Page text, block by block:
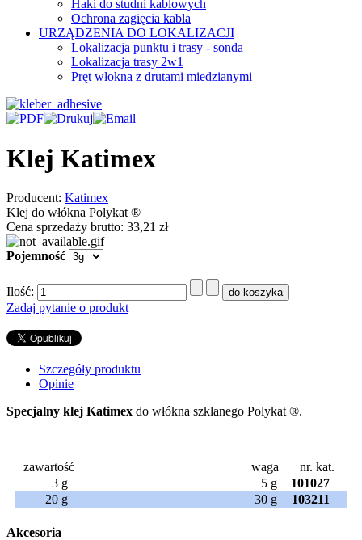
Haki do studni kablowych
Ochrona zagięcia kabla
URZĄDZENIA DO LOKALIZACJI
Lokalizacja punktu i trasy - sonda
Lokalizacja trasy 2w1
Pręt włokna z drutami miedzianymi
Klej Katimex
Producent: Katimex
Klej do włókna Polykat ®
Cena sprzedaży brutto: 33,21 zł
Pojemność
Ilość:
Zadaj pytanie o produkt
Szczegóły produktu
Opinie
Specjalny klej Katimex do włókna szklanego Polykat ®.
zawartość waga
nr. kat.
3 g
5 g
101027
20 g
30 g 103211
Akcesoria